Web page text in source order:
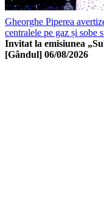
Gheorghe Piperea
centralele pe gaz și sobe
Invitat la emisiunea
[Gândul] 06/08/2026